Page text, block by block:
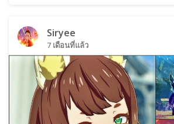
Siryee
7 เดือนที่แล้ว